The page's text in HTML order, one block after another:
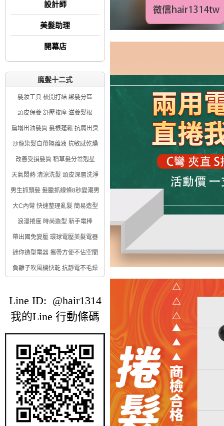
設計師
美髮助理
開幕店
魔髮十二式
髮妝工具 梳開打結 綁髮分區
頭皮保養 舒壓按摩 滋養髮根
扁塌出油髮質 髮根蓬鬆 抗屑出臭
沙龍染髮自帶隔離液 抗敏感乾燥
改善受損髮質 稻草髮分岔剋星
天氣悶熱 清涼洗髮 頭皮深層洗淨
男生抓頭髮 髮臘抓線條8秒變潮男
大C內彎 快速整理亂髮 簡易造型
浪漫捲度 時尚造型 新手電棒
帶出國免變壓 環球電壓美髮電器
迷你造型電器 攜帶方便不佔空間
負離子吹風機快乾 抗靜電不毛燥
Line ID: @hair1314
我的Line 行動條碼